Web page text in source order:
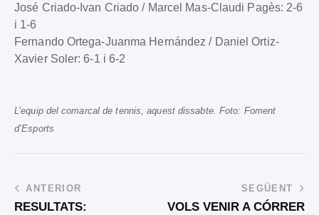
José Criado-Ivan Criado / Marcel Mas-Claudi Pagès: 2-6
i 1-6
Fernando Ortega-Juanma Hernández / Daniel Ortiz-
Xavier Soler: 6-1 i 6-2
L’equip del comarcal de tennis, aquest dissabte. Foto: Foment
d’Esports
ANTERIOR
RESULTATS:
SEGÜENT
VOLS VENIR A CÓRRER